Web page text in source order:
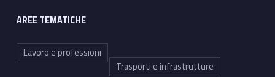
AREE TEMATICHE
Lavoro e professioni
Trasporti e infrastrutture